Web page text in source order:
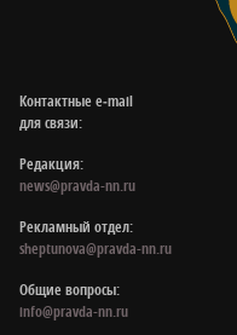
Контактные e‑mail
для связи:
Редакция:
news@pravda-nn.ru
Рекламный отдел:
sheptunova@pravda-nn.ru
Общие вопросы:
info@pravda-nn.ru